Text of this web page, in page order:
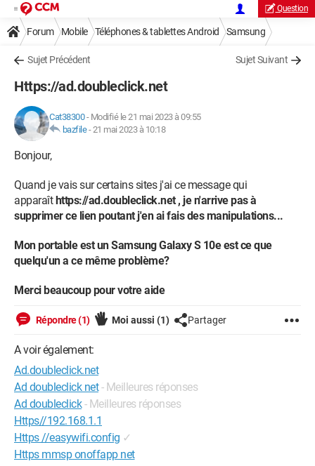
Question
Forum Mobile Téléphones & tablettes Android Samsung
Sujet Précédent Sujet Suivant
Https://ad.doubleclick.net
Cat38300- Modifié le 21 mai 2023 à 09:55
bazfile-21 mai 2023 à 10:18
Bonjour,
Quand je vais sur certains sites j'ai ce message qui
apparaîthttps://ad.doubleclick.net , je n'arrive pas à
supprimer ce lien poutant j'en ai fais des manipulations...
Mon portable est un Samsung Galaxy S 10e est ce que
quelqu'un a ce même problème?
Merci beaucoup pour votre aide
Répondre (1) Moi aussi (1) Partager
A voir également:
Ad.doubleclick.net
Ad doubleclick net - Meilleures réponses
Ad doubleclick - Meilleures réponses
Https//192.168.1.1
Https //easywifi.config ✓
Https mmsp onoffapp net